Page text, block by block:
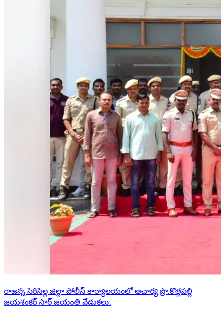
రాజన్న సిరిసిల్ల జిల్లా పోలీస్ కార్యాలయంలో ఆచార్య ప్రొ.కొత్తపల్లి
జయశంకర్ సార్ జయంతి వేడుకలు.